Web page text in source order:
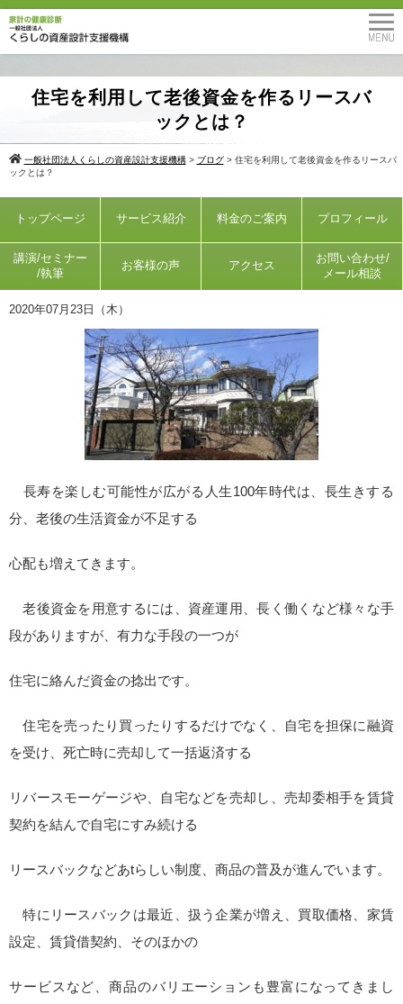
住宅を利用して老後資金を作るリースバ
ックとは？
一般社団法人くらしの資産設計支援機構> ブログ> 住宅を利用して老後資金を作るリースバ
ックとは？
トップページ サービス紹介 料金のご案内 プロフィール
講演/セミナー
/執筆
お客様の声 アクセス
お問い合わせ/
メール相談
2020年07月23日（木）
長寿を楽しむ可能性が広がる人生100年時代は、長生きする
分、老後の生活資金が不足する
心配も増えてきます。
老後資金を用意するには、資産運用、長く働くなど様々な手
段がありますが、有力な手段の一つが
住宅に絡んだ資金の捻出です。
住宅を売ったり買ったりするだけでなく、自宅を担保に融資
を受け、死亡時に売却して一括返済する
リバースモーゲージや、自宅などを売却し、売却委相手を賃貸
契約を結んで自宅にすみ続ける
リースバックなどあtらしい制度、商品の普及が進んでいます。
特にリースバックは最近、扱う企業が増え、買取価格、家賃
設定、賃貸借契約、そのほかの
サービスなど、商品のバリエーションも豊富になってきまし